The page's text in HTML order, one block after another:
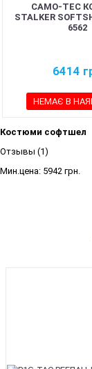
CAMO-TEC
STALKER
6562
6414
НЕМАЄ В
Костюми софтшел
Отзывы (1)
Мин.цена: 5942 грн.